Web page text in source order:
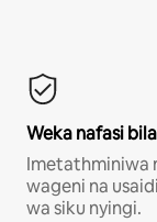
Weka nafasi
Imetathminiwa
wageni na
wa siku nyingi.